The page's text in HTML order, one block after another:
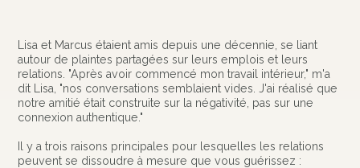
Lisa et Marcus étaient amis depuis une décennie, se liant
autour de plaintes partagées sur leurs emplois et leurs
relations. "Après avoir commencé mon travail intérieur," m'a
dit Lisa, "nos conversations semblaient vides. J'ai réalisé que
notre amitié était construite sur la négativité, pas sur une
connexion authentique."
Il y a trois raisons principales pour lesquelles les relations
peuvent se dissoudre à mesure que vous guérissez :